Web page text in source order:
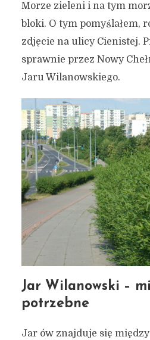
Morze zieleni i na tym
bloki. O tym pomyślałem,
zdjęcie na ulicy Cienistej.
sprawnie przez Nowy
Jaru Wilanowskiego.
Jar Wilanowski –
potrzebne
Jar ów znajduje się między